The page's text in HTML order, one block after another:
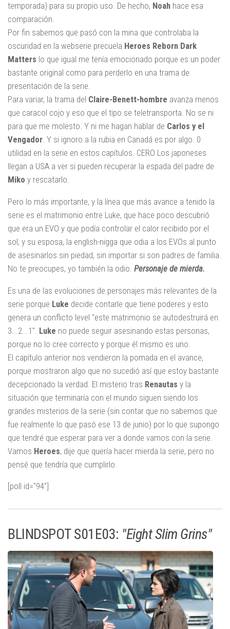
temporada) para su propio uso. De hecho, Noah hace esa
comparación.
Por fin sabemos que pasó con la mina que controlaba la
oscuridad en la webserie precuela Heroes Reborn Dark
Matters lo que igual me tenía emocionado porque es un poder
bastante original como para perderlo en una trama de
presentación de la serie.
Para variar, la trama del Claire-Benett-hombre avanza menos
que caracol cojo y eso que el tipo se teletransporta. No se ni
para que me molesto. Y ni me hagan hablar de Carlos y el
Vengador. Y si ignoro a la rubia en Canadá es por algo. 0
utilidad en la serie en estos capítulos. CERO Los japoneses
llegan a USA a ver si pueden recuperar la espada del padre de
Miko y rescatarlo.
Pero lo más importante, y la línea que más avance a tenido la
serie es el matrimonio entre Luke, que hace poco descubrió
que era un EVO y que podía controlar el calor recibido por el
sol, y su esposa, la english-nigga que odia a los EVOs al punto
de asesinarlos sin piedad, sin importar si son padres de familia.
No te preocupes, yo también la odio. Personaje de mierda.
Es una de las evoluciones de personajes más relevantes de la
serie porque Luke decide contarle que tiene poderes y esto
genera un conflicto level "este matrimonio se autodestruirá en
3...2...1". Luke no puede seguir asesinando estas personas,
porque no lo cree correcto y porque él mismo es uno.
El capítulo anterior nos vendieron la pomada en el avance,
porque mostraron algo que no sucedió así que estoy bastante
decepcionado la verdad. El misterio tras Renautas y la
situación que terminaría con el mundo siguen siendo los
grandes misterios de la serie (sin contar que no sabemos que
fue realmente lo que pasó ese 13 de junio) por lo que supongo
que tendré que esperar para ver a donde vamos con la serie.
Vamos Heroes, dije que quería hacer mierda la serie, pero no
pensé que tendría que cumplirlo.
[poll id="94"]
BLINDSPOT S01E03: "Eight Slim Grins"